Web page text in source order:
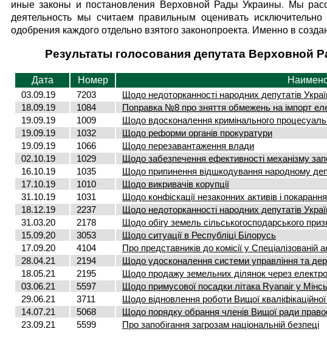
иные законы и постановления Верховной Рады Украины. Мы
деятельность мы считаем правильным оценивать
одобрения каждого отдельно взятого законопроекта. Именно в
Результаты голосования депутата Верховной
Дата Номер
03.09.19
7203 Щодо недоторканності народних депутатів
18.09.19
1084 Поправка №8 про зняття обмежень на імпорт
19.09.19
1009 Щодо вдосконалення кримінального
19.09.19
1032 Щодо реформи органів прокуратури
19.09.19
1066 Щодо перезавантаження влади
02.10.19
1029 Щодо забезпечення ефективності механізму
16.10.19
1035 Щодо припинення відшкодування народному
17.10.19
1010 Щодо викривачів корупції
31.10.19
1031 Щодо конфіскації незаконних активів і
18.12.19
2237 Щодо недоторканності народних депутатів
31.03.20
2178 Щодо обігу земель сільськогосподарського
15.09.20
3053 Щодо ситуації в Республіці Білорусь
17.09.20
4104 Про представників до комісії у Спеціалізованій
28.04.21
2194 Щодо удосконалення системи управління та
18.05.21
2195 Щодо продажу земельних ділянок через
03.06.21
5597 Щодо примусової посадки літака Ryаnair у
29.06.21
3711 Щодо відновлення роботи Вищої кваліфікаційної
14.07.21
5068 Щодо порядку обрання членів Вищої ради
23.09.21
5599 Про запобігання загрозам національній безпеці